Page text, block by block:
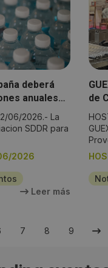
deberá
anuales
de un solo
06/2026.- La
SDDR para
2026
Leer más
de
7 8 9